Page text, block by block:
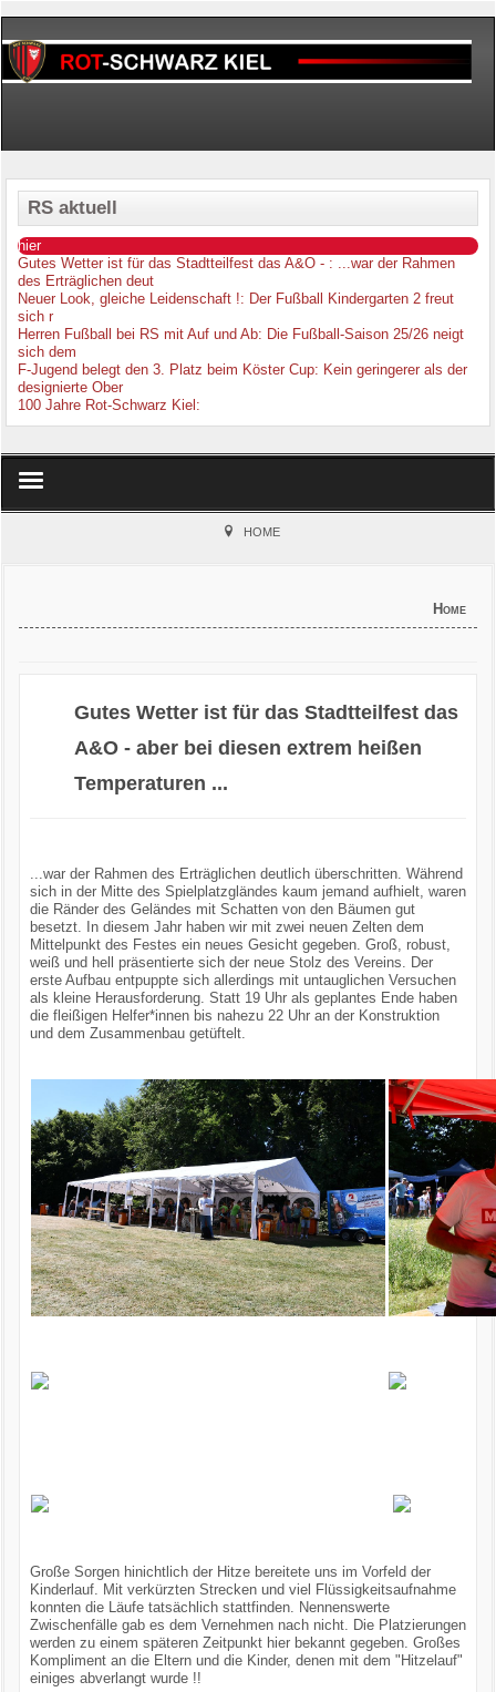
RS aktuell
hier
Gutes Wetter ist für das Stadtteilfest das A&O - : ...war der Rahmen
des Erträglichen deut
Neuer Look, gleiche Leidenschaft !: Der Fußball Kindergarten 2 freut
sich r
Herren Fußball bei RS mit Auf und Ab: Die Fußball-Saison 25/26 neigt
sich dem
F-Jugend belegt den 3. Platz beim Köster Cup: Kein geringerer als der
designierte Ober
100 Jahre Rot-Schwarz Kiel :
Events
Gastronomie
HOME
Home
Gutes Wetter ist für das Stadtteilfest das
A&O - aber bei diesen extrem heißen
Temperaturen ...
...war der Rahmen des Erträglichen deutlich überschritten. Während
sich in der Mitte des Spielplatzgländes kaum jemand aufhielt, waren
die Ränder des Geländes mit Schatten von den Bäumen gut
besetzt. In diesem Jahr haben wir mit zwei neuen Zelten dem
Mittelpunkt des Festes ein neues Gesicht gegeben. Groß, robust,
weiß und hell präsentierte sich der neue Stolz des Vereins. Der
erste Aufbau entpuppte sich allerdings mit untauglichen Versuchen
als kleine Herausforderung. Statt 19 Uhr als geplantes Ende haben
die fleißigen Helfer*innen bis nahezu 22 Uhr an der Konstruktion
und dem Zusammenbau getüftelt.
Große Sorgen hinichtlich der Hitze bereitete uns im Vorfeld der
Kinderlauf. Mit verkürzten Strecken und viel Flüssigkeitsaufnahme
konnten die Läufe tatsächlich stattfinden. Nennenswerte
Zwischenfälle gab es dem Vernehmen nach nicht. Die Platzierungen
werden zu einem späteren Zeitpunkt hier bekannt gegeben. Großes
Kompliment an die Eltern und die Kinder, denen mit dem "Hitzelauf"
einiges abverlangt wurde !!